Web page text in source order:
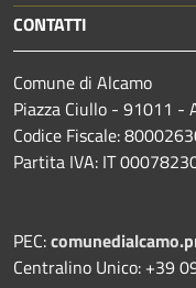
CONTATTI
Comune di Alcamo
Piazza Ciullo - 91011 -
Codice Fiscale:
Partita IVA: IT
PEC:
Centralino Unico: +39